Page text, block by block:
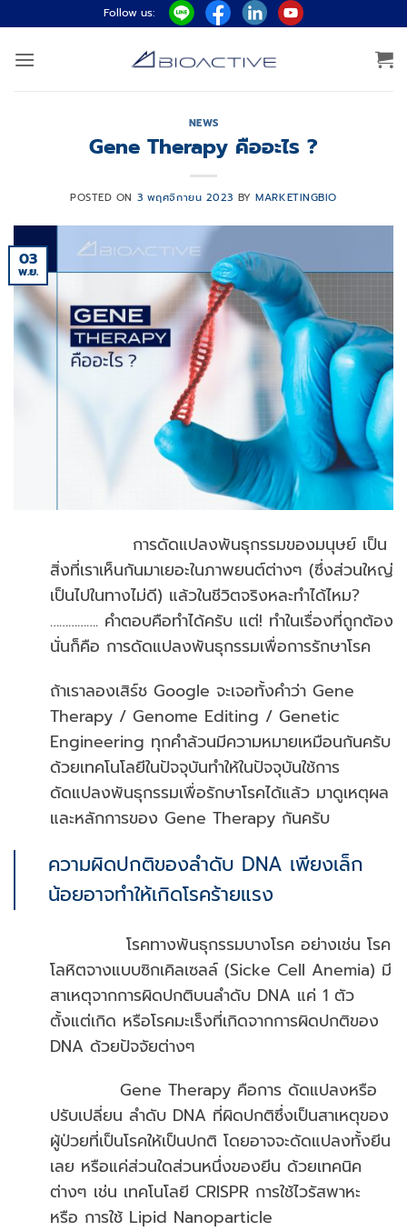
ไป
ยัง
Follow us:
NEWS
Gene Therapy คืออะไร ?
POSTED ON 3 พฤศจิกายน 2023 BYMARKETINGBIO
03
พ.ย.
การดัดแปลงพันธุกรรมของมนุษย์ เป็น
สิ่งที่เราเห็นกันมาเยอะในภาพยนต์ต่างๆ (ซึ่งส่วนใหญ่
เป็นไปในทางไม่ดี) แล้วในชีวิตจริงหละทำได้ไหม?
……………. คำตอบคือทำได้ครับ แต่! ทำในเรื่องที่ถูกต้อง
นั่นก็คือ การดัดแปลงพันธุกรรมเพื่อการรักษาโรค
ถ้าเราลองเสิร์ช Google จะเจอทั้งคำว่า Gene
Therapy / Genome Editing / Genetic
Engineering ทุกคำล้วนมีความหมายเหมือนกันครับ
ด้วยเทคโนโลยีในปัจจุบันทำให้ในปัจจุบันใช้การ
ดัดแปลงพันธุกรรมเพื่อรักษาโรคได้แล้ว มาดูเหตุผล
และหลักการของ Gene Therapy กันครับ
ความผิดปกติของลำดับ DNA เพียงเล็ก
น้อยอาจทำให้เกิดโรคร้ายแรง
โรคทางพันธุกรรมบางโรค อย่างเช่น โรค
โลหิตจางแบบซิกเคิลเซลล์ (Sicke Cell Anemia) มี
สาเหตุจากการผิดปกติบนลำดับ DNA แค่ 1 ตัว
ตั้งแต่เกิด หรือโรคมะเร็งที่เกิดจากการผิดปกติของ
DNA ด้วยปัจจัยต่างๆ
Gene Therapy คือการ ดัดแปลงหรือ
ปรับเปลี่ยน ลำดับ DNA ที่ผิดปกติซึ่งเป็นสาเหตุของ
ผู้ป่วยที่เป็นโรคให้เป็นปกติ โดยอาจจะดัดแปลงทั้งยีน
เลย หรือแค่ส่วนใดส่วนหนึ่งของยีน ด้วยเทคนิค
ต่างๆ เช่น เทคโนโลยี CRISPR การใช้ไวรัสพาหะ
หรือ การใช้ Lipid Nanoparticle